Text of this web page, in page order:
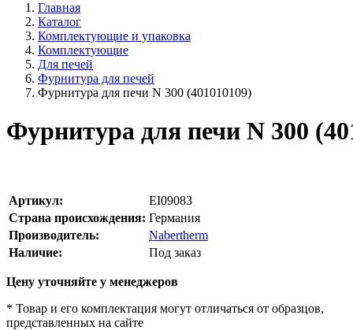
Главная
Каталог
Комплектующие и упаковка
Комплектующие
Для печей
Фурнитура для печей
Фурнитура для печи N 300 (401010109)
Фурнитура для печи N 300
Артикул:
EI09083
Страна происхождения: Германия
Производитель:
Nabertherm
Наличие:
Под заказ
Цену уточняйте у менеджеров
* Товар и его комплектация могут отличаться от образцов,
представленных на сайте